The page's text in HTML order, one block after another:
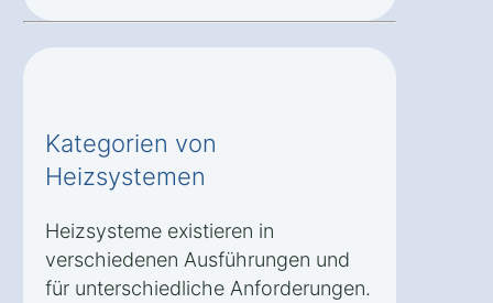
Kategorien von
Heizsystemen
Heizsysteme existieren in
verschiedenen Ausführungen und
für unterschiedliche Anforderungen.